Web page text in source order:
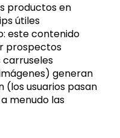
productos en
útiles
este contenido
prospectos
carruseles
generan
(los usuarios pasan
menudo las